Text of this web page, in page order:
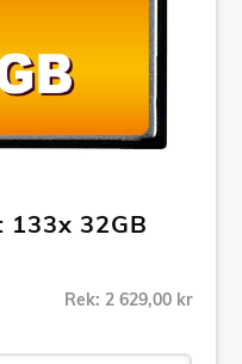
32GB
Rek: 2 629,00 kr